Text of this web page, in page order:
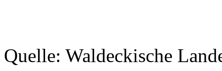
Quelle: Waldeckische